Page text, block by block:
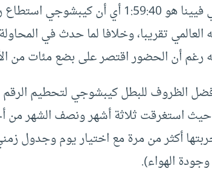
الزمن المتحقق في فيينا هو 1:59:40
تقريبا، وخلافا لما حدث في
رغم أن الحضور اقتصر على بضع مئات من
الظروف للبطل كيبشوجي لتحطيم الرقم
استغرقت ثلاثة أشهر ونصف الشهر من
أكثر من مرة مع اختيار يوم وجدول
الهواء).